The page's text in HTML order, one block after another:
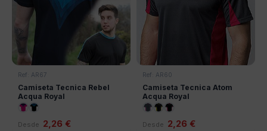
Ref: AR67
Camiseta Tecnica Rebel
Acqua Royal
Desde 2,26 €
Ref: AR60
Camiseta Tecnica Atom
Acqua Royal
Desde 2,26 €